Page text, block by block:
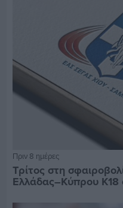
Πριν 8 ημέρες
Τρίτος στη
Ελλάδας–Κύπρου Κ18